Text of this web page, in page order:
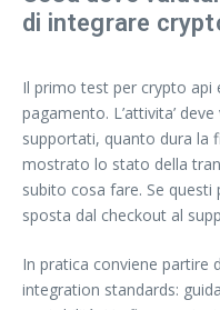
di integrare
Il primo test per crypto api
pagamento. L’attivita’
supportati, quanto dura la
mostrato lo stato della
subito cosa fare. Se
sposta dal checkout al
In pratica conviene partire
integration standards: